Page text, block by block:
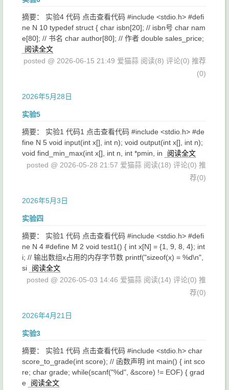
摘要： 实验4 代码 点击查看代码 #include <stdio.h> #defi
ne N 10 typedef struct { char isbn[20]; // isbn号 char nam
e[80]; // 书名 char author[80]; // 作者 double sales_price;
阅读全文
posted @ 2026-06-15 21:49 爱猫蒜 阅读(8) 评论(0) 推荐
(0)
2026年5月28日
实验5
摘要： 实验1 代码1 点击查看代码 #include <stdio.h> #de
fine N 5 void input(int x[], int n); void output(int x[], int n);
void find_min_max(int x[], int n, int *pmin, in
阅读全文
posted @ 2026-05-28 21:57 爱猫蒜 阅读(18) 评论(0) 推
荐(0)
2026年5月3日
实验四
摘要： 实验1 代码 点击查看代码 #include <stdio.h> #defi
ne N 4 #define M 2 void test1() { int x[N] = {1, 9, 8, 4}; int
i; // 输出数组x占用的内存字节数 printf("sizeof(x) = %d\n",
si
阅读全文
posted @ 2026-05-03 14:46 爱猫蒜 阅读(14) 评论(0) 推
荐(0)
2026年4月21日
实验3
摘要： 实验1 代码 点击查看代码 #include <stdio.h> char
score_to_grade(int score); // 函数声明 int main() { int sco
re; char grade; while(scanf("%d", &score) != EOF) { grad
e
阅读全文